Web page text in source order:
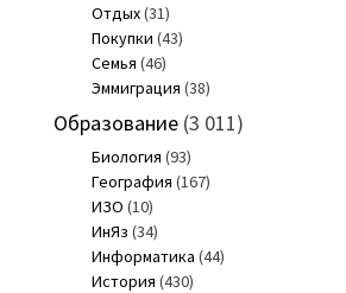
Отдых(31)
Покупки (43)
Семья (46)
Эммиграция (38)
Образование(3 011)
Биология (93)
География (167)
ИЗО (10)
ИнЯз (34)
Информатика (44)
История (430)